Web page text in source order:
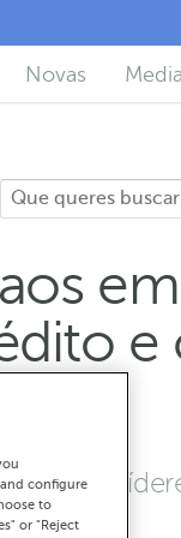
Novas
e
de
configure
to
or "Reject